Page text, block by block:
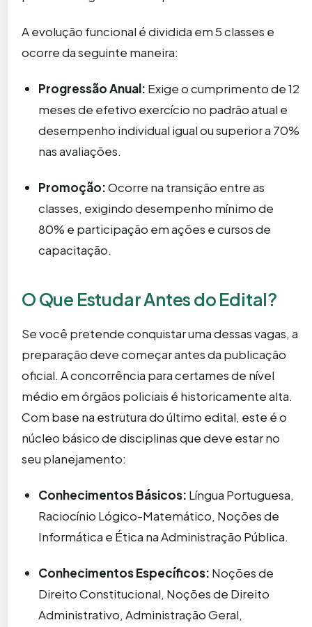
A evolução funcional é dividida em 5 classes e
ocorre da seguinte maneira:
Progressão Anual: Exige o cumprimento de 12
meses de efetivo exercício no padrão atual e
desempenho individual igual ou superior a 70%
nas avaliações.
Promoção:Ocorre na transição entre as
classes, exigindo desempenho mínimo de
80% e participação em ações e cursos de
capacitação.
O Que Estudar Antes do Edital?
Se você pretende conquistar uma dessas vagas, a
preparação deve começar antes da publicação
oficial. A concorrência para certames de nível
médio em órgãos policiais é historicamente alta.
Com base na estrutura do último edital, este é o
núcleo básico de disciplinas que deve estar no
seu planejamento:
Conhecimentos Básicos: Língua Portuguesa,
Raciocínio Lógico-Matemático, Noções de
Informática e Ética na Administração Pública.
Conhecimentos Específicos: Noções de
Direito Constitucional, Noções de Direito
Administrativo, Administração Geral,